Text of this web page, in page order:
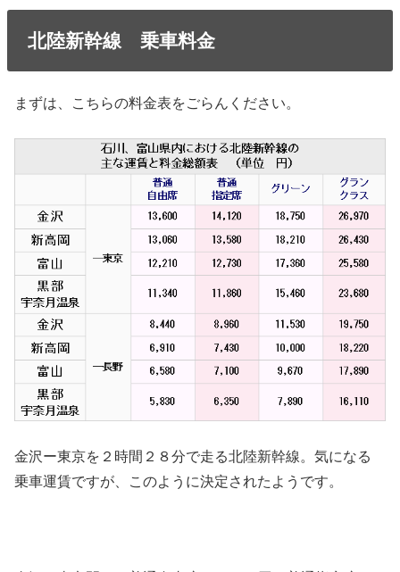
北陸新幹線 乗車料金
まずは、こちらの料金表をごらんください。
金沢ー東京を２時間２８分で走る北陸新幹線。気になる
乗車運賃ですが、このように決定されたようです。